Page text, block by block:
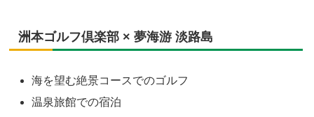
洲本ゴルフ倶楽部 × 夢海游 淡路島
海を望む絶景コースでのゴルフ
温泉旅館での宿泊